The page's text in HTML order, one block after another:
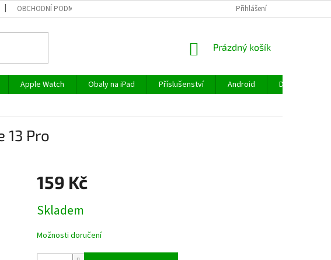
OBCHODNÍ PODMÍNKY VRÁCENÍ ZBOŽÍ
Přihlášení
NÁKUPNÍ
Prázdný košík
Apple Watch Obaly na iPad Příslušenství Android
Doprava a
13 Pro
159 Kč
cena:
Skladem
Možnosti doručení